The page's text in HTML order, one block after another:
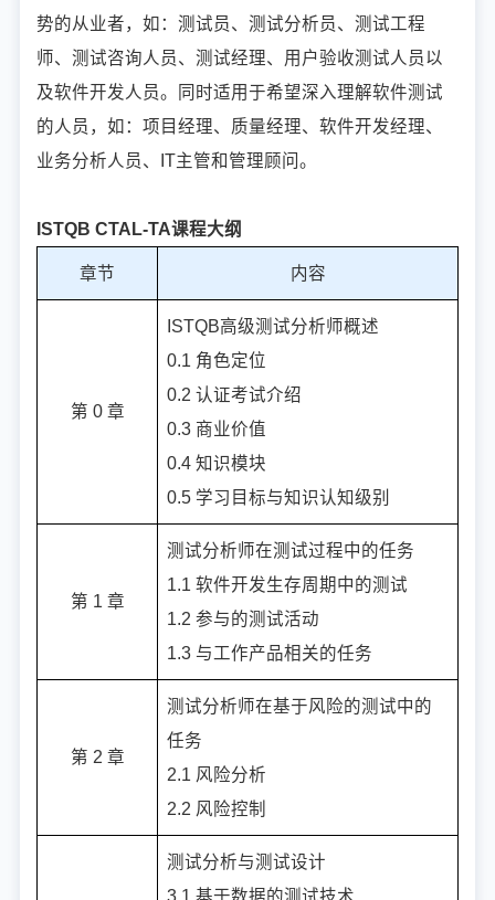
势的从业者，如：测试员、测试分析员、测试工程
师、测试咨询人员、测试经理、用户验收测试人员以
及软件开发人员。同时适用于希望深入理解软件测试
的人员，如：项目经理、质量经理、软件开发经理、
业务分析人员、IT主管和管理顾问。
ISTQB CTAL-TA课程大纲
章节 内容
第 0 章
ISTQB高级测试分析师概述
0.1 角色定位
0.2 认证考试介绍
0.3 商业价值
0.4 知识模块
0.5 学习目标与知识认知级别
第 1 章
测试分析师在测试过程中的任务
1.1 软件开发生存周期中的测试
1.2 参与的测试活动
1.3 与工作产品相关的任务
第 2 章
测试分析师在基于风险的测试中的
任务
2.1 风险分析
2.2 风险控制
测试分析与测试设计
3.1 基于数据的测试技术